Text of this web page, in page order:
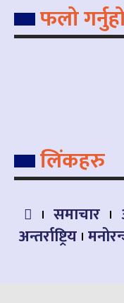
फलो
लिंकहरु
समाचार
अन्तर्राष्ट्रिय